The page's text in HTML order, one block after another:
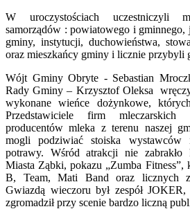
W uroczystościach uczestniczyli
samorządów : powiatowego i gminnego,
gminy, instytucji, duchowieństwa,
oraz mieszkańcy gminy i licznie przybyli
Wójt Gminy Obryte - Sebastian
Rady Gminy – Krzysztof Oleksa
wykonane wieńce dożynkowe,
Przedstawiciele firm mleczarskich
producentów mleka z terenu naszej
mogli podziwiać stoiska wystawców
potrawy. Wśród atrakcji nie zabrakło
Miasta Ząbki, pokazu „Zumba Fitness”,
B, Team, Mati Band oraz licznych
Gwiazdą wieczoru był zespół
zgromadził przy scenie bardzo liczną